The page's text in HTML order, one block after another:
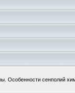
Особенности сенполий